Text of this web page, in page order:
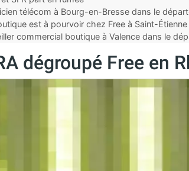
télécom à Bourg-en-Bresse dans le
est à pourvoir chez Free à Saint-Étienne
commercial boutique à Valence dans le
dégroupé Free en